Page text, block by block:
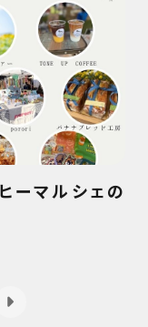
ーマルシェの